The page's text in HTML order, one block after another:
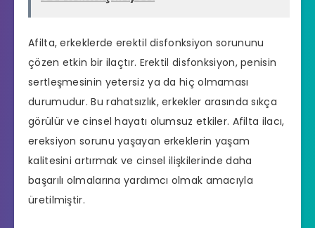
Afilta, erkeklerde erektil disfonksiyon sorununu
çözen etkin bir ilaçtır. Erektil disfonksiyon, penisin
sertleşmesinin yetersiz ya da hiç olmaması
durumudur. Bu rahatsızlık, erkekler arasında sıkça
görülür ve cinsel hayatı olumsuz etkiler. Afilta ilacı,
ereksiyon sorunu yaşayan erkeklerin yaşam
kalitesini artırmak ve cinsel ilişkilerinde daha
başarılı olmalarına yardımcı olmak amacıyla
üretilmiştir.